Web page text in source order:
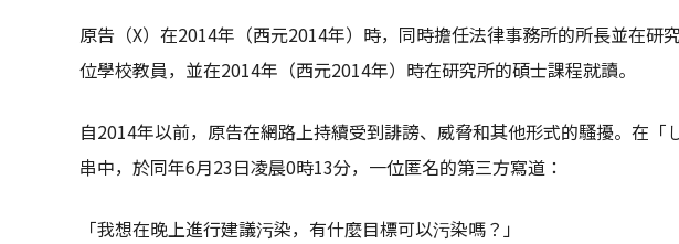
原告（X）在2014年（西元2014年）時，同時擔任法律事務所的所長並在研
位學校教員，並在2014年（西元2014年）時在研究所的碩士課程就讀。
自2014年以前，原告在網路上持續受到誹謗、威脅和其他形式的騷擾。在「
串中，於同年6月23日凌晨0時13分，一位匿名的第三方寫道：
「我想在晚上進行建議污染，有什麼目標可以污染嗎？」